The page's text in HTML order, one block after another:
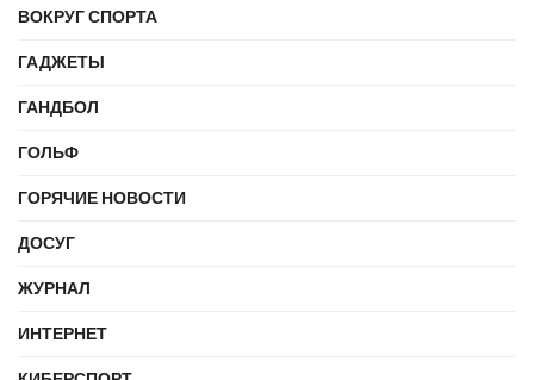
ВОКРУГ СПОРТА
ГАДЖЕТЫ
ГАНДБОЛ
ГОЛЬФ
ГОРЯЧИЕ НОВОСТИ
ДОСУГ
ЖУРНАЛ
ИНТЕРНЕТ